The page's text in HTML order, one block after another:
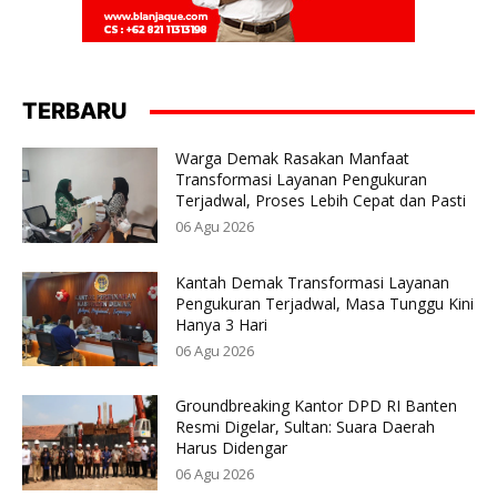
TERBARU
Warga Demak Rasakan Manfaat
Transformasi Layanan Pengukuran
Terjadwal, Proses Lebih Cepat dan Pasti
06 Agu 2026
Kantah Demak Transformasi Layanan
Pengukuran Terjadwal, Masa Tunggu Kini
Hanya 3 Hari
06 Agu 2026
Groundbreaking Kantor DPD RI Banten
Resmi Digelar, Sultan: Suara Daerah
Harus Didengar
06 Agu 2026